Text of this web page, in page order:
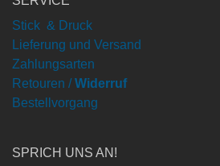
Stick & Druck
Lieferung und Versand
Zahlungsarten
Retouren / Widerruf
Bestellvorgang
SPRICH UNS AN!